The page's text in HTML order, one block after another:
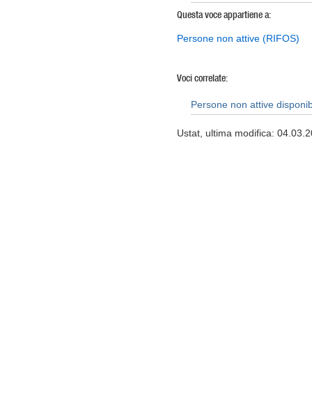
Questa voce appartiene a:
Persone non attive (RIFOS)
Voci correlate:
Persone non attive
Ustat, ultima modifica: